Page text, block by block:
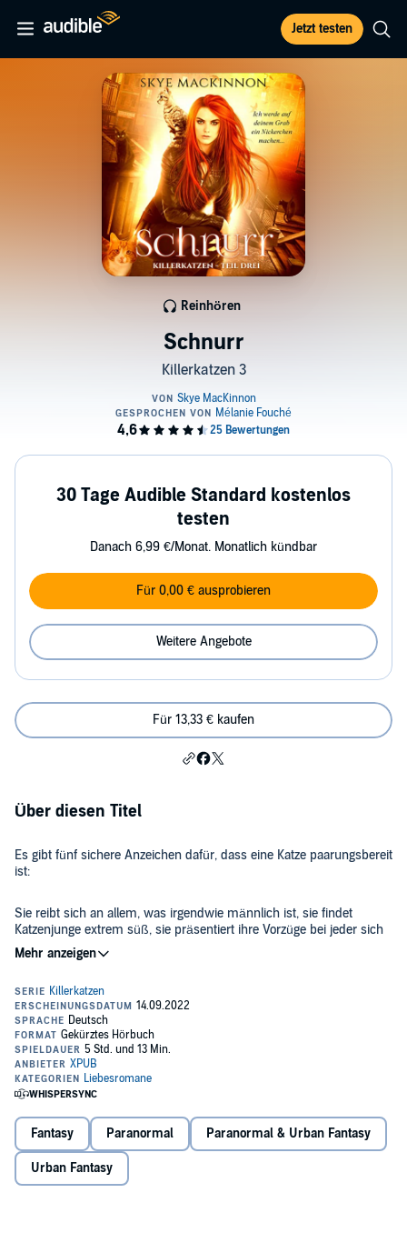
Jetzt testen
Schnurr
Killerkatzen 3
Reinhören
30 Tage Audible Standard kostenlos
testen
Danach 6,99 €/Monat. Monatlich kündbar
Für 0,00 € ausprobieren
Weitere Angebote
Für 13,33 € kaufen
Über diesen Titel
Es gibt fünf sichere Anzeichen dafür, dass eine Katze paarungsbereit
ist:
Sie reibt sich an allem, was irgendwie männlich ist, sie findet
Katzenjunge extrem süß, sie präsentiert ihre Vorzüge bei jeder sich
bietenden Gelegenheit, sie lässt sich leicht ablenken und sie verliert
die Lust am Morden.
Bring mich lieber gleich um. Das hier wird die Hölle sein.
Das dritte Buch in dieser schnurrig aufregenden Urban Fantasy
Serie. Dies ist eine sich langsam entwickelnde Reverse Harem
Geschichte, in der Kat sich nicht zwischen ihren Partnern
entscheiden muss.
©2020 Skye MacKinnon (P)2022 XPUB
Fantasy Paranormal Paranormal & Urban Fantasy
Urban Fantasy